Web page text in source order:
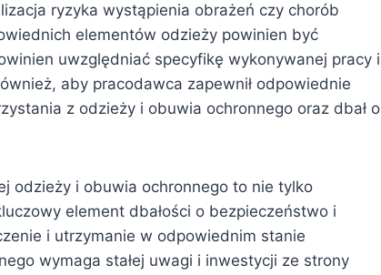
ryzyka wystąpienia obrażeń czy chorób
elementów odzieży powinien być
uwzględniać specyfikę wykonywanej pracy i
aby pracodawca zapewnił odpowiednie
z odzieży i obuwia ochronnego oraz dbał o
odzieży i obuwia ochronnego to nie tylko
element dbałości o bezpieczeństwo i
i utrzymanie w odpowiednim stanie
wymaga stałej uwagi i inwestycji ze strony